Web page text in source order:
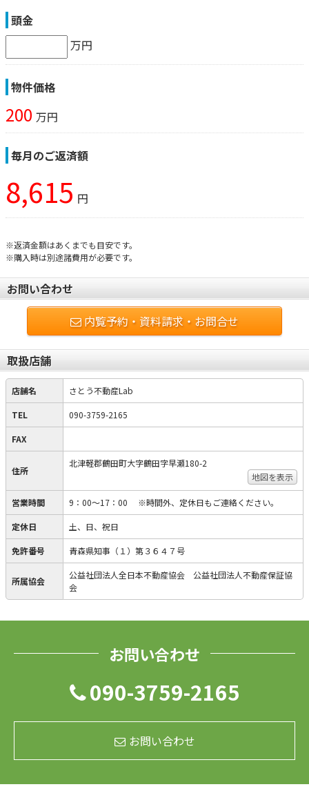
頭金
万円
物件価格
200 万円
毎月のご返済額
8,615 円
※返済金額はあくまでも目安です。
※購入時は別途諸費用が必要です。
お問い合わせ
内覧予約・資料請求・お問合せ
取扱店舗
店舗名 さとう不動産Lab
TEL 090-3759-2165
FAX
住所
北津軽郡鶴田町大字鶴田字早瀬180-2
地図を表示
営業時間 9：00～17：00 ※時間外、定休日もご連絡ください。
定休日 土、日、祝日
免許番号 青森県知事（１）第３６４７号
所属協会
公益社団法人全日本不動産協会 公益社団法人不動産保証協
会
お問い合わせ
090-3759-2165
お問い合わせ